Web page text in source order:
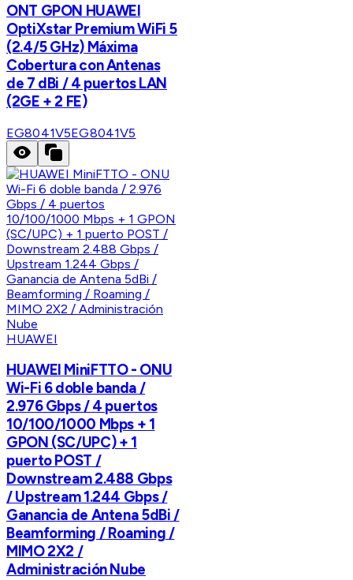
ONT GPON HUAWEI
OptiXstar Premium WiFi 5
(2.4/5 GHz) Máxima
Cobertura con Antenas
de 7 dBi / 4 puertos LAN
(2GE + 2 FE)
EG8041V5EG8041V5
HUAWEI
HUAWEI MiniFTTO - ONU
Wi-Fi 6 doble banda /
2.976 Gbps / 4 puertos
10/100/1000 Mbps + 1
GPON (SC/UPC) + 1
puerto POST /
Downstream 2.488 Gbps
/ Upstream 1.244 Gbps /
Ganancia de Antena 5dBi /
Beamforming / Roaming /
MIMO 2X2 /
Administración Nube